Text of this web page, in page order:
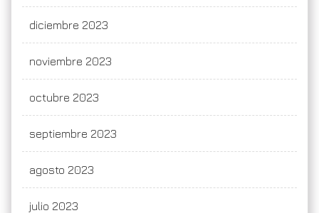
diciembre 2023
noviembre 2023
octubre 2023
septiembre 2023
agosto 2023
julio 2023